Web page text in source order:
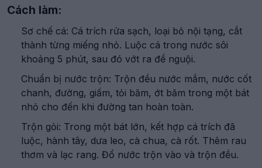
Cách làm:
Sơ chế cá: Cá trích rửa sạch, loại bỏ nội tạng, cắt
thành từng miếng nhỏ. Luộc cá trong nước sôi
khoảng 5 phút, sau đó vớt ra để nguội.
Chuẩn bị nước trộn: Trộn đều nước mắm, nước cốt
chanh, đường, giấm, tỏi băm, ớt băm trong một bát
nhỏ cho đến khi đường tan hoàn toàn.
Trộn gỏi: Trong một bát lớn, kết hợp cá trích đã
luộc, hành tây, dưa leo, cà chua, cà rốt. Thêm rau
thơm và lạc rang. Đổ nước trộn vào và trộn đều.